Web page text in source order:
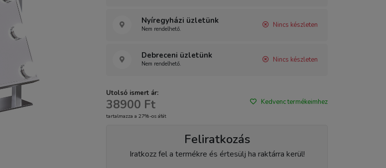
Nyíregyházi üzletünk
Nem rendelhető. Nincs készleten
Debreceni üzletünk
Nem rendelhető. Nincs készleten
Utolsó ismert ár:
38900 Ft
tartalmazza a 27%-os áfát
Kedvenc termékeimhez
Feliratkozás
Iratkozz fel a termékre és értesülj ha raktárra kerül!